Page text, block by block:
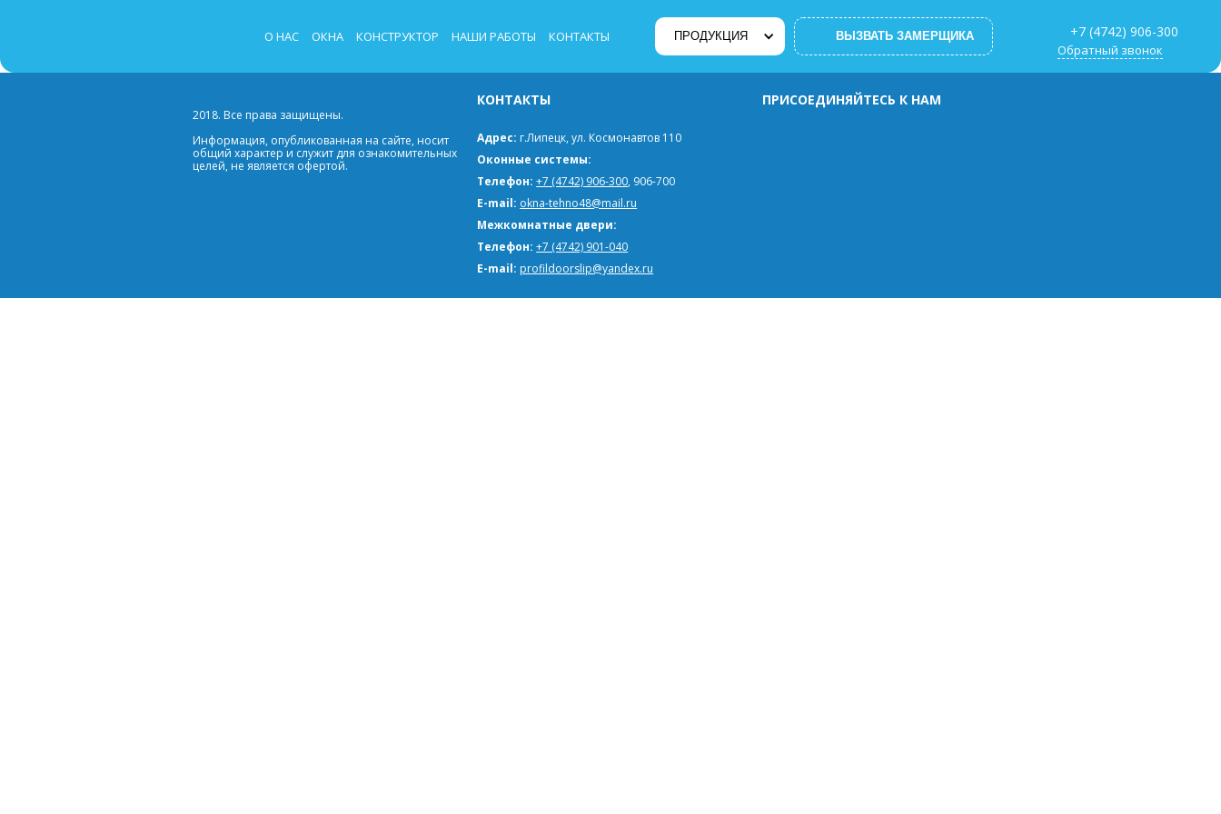
О НАС ОКНА КОНСТРУКТОР НАШИ РАБОТЫ КОНТАКТЫ ПРОДУКЦИЯ ВЫЗВАТЬ ЗАМЕРЩИКА +7 (4742) 906-300
Обратный звонок
2018. Все права защищены.
Информация, опубликованная на сайте, носит
общий характер и служит для ознакомительных
целей, не является офертой.
КОНТАКТЫ
Адрес: г.Липецк, ул. Космонавтов 110
Оконные системы:
Телефон:+7 (4742) 906-300, 906-700
E-mail: okna-tehno48@mail.ru
Межкомнатные двери:
Телефон:+7 (4742) 901-040
E-mail: profildoorslip@yandex.ru
ПРИСОЕДИНЯЙТЕСЬ К НАМ